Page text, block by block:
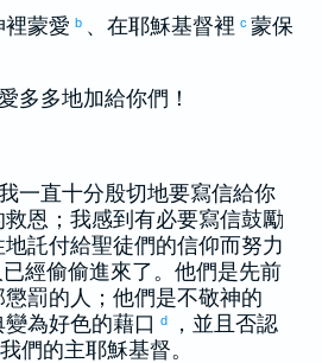
蒙愛 b 、在耶穌基督裡 c 蒙保
多多地加給你們！
一直十分殷切地要寫信給你
恩；我感到有必要寫信鼓勵
託付給聖徒們的信仰而努力
經偷偷進來了。他們是先前
罰的人；他們是不敬神的
為好色的藉口 d
，並且否認
的主耶穌基督。